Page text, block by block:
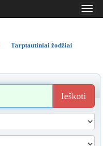
..
..
Tarptautiniai žodžiai
Ieškoti